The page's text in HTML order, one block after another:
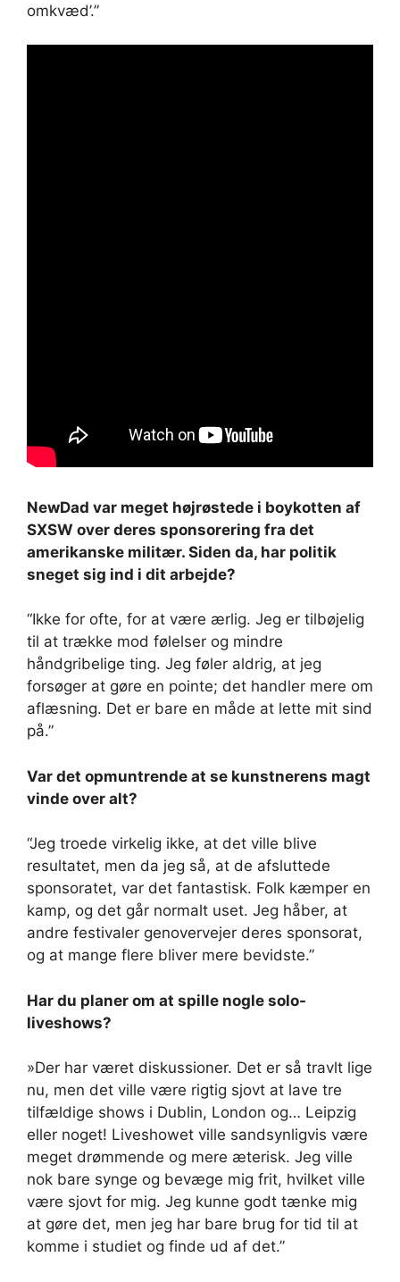
omkvæd’.”
NewDad var meget højrøstede i boykotten af ​​
SXSW over deres sponsorering fra det
amerikanske militær. Siden da, har politik
sneget sig ind i dit arbejde?
“Ikke for ofte, for at være ærlig. Jeg er tilbøjelig
til at trække mod følelser og mindre
håndgribelige ting. Jeg føler aldrig, at jeg
forsøger at gøre en pointe; det handler mere om
aflæsning. Det er bare en måde at lette mit sind
på.”
Var det opmuntrende at se kunstnerens magt
vinde over alt?
“Jeg troede virkelig ikke, at det ville blive
resultatet, men da jeg så, at de afsluttede
sponsoratet, var det fantastisk. Folk kæmper en
kamp, ​​og det går normalt uset. Jeg håber, at
andre festivaler genovervejer deres sponsorat,
og at mange flere bliver mere bevidste.”
Har du planer om at spille nogle solo-
liveshows?
»Der har været diskussioner. Det er så travlt lige
nu, men det ville være rigtig sjovt at lave tre
tilfældige shows i Dublin, London og… Leipzig
eller noget! Liveshowet ville sandsynligvis være
meget drømmende og mere æterisk. Jeg ville
nok bare synge og bevæge mig frit, hvilket ville
være sjovt for mig. Jeg kunne godt tænke mig
at gøre det, men jeg har bare brug for tid til at
komme i studiet og finde ud af det.”